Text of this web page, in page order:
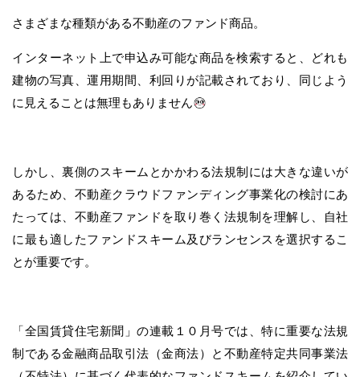
さまざまな種類がある不動産のファンド商品。
インターネット上で申込み可能な商品を検索すると、どれも
建物の写真、運用期間、利回りが記載されており、同じよう
に見えることは無理もありません
しかし、裏側のスキームとかかわる法規制には大きな違いが
あるため、不動産クラウドファンディング事業化の検討にあ
たっては、不動産ファンドを取り巻く法規制を理解し、自社
に最も適したファンドスキーム及びランセンスを選択するこ
とが重要です。
「全国賃貸住宅新聞」の連載１０月号では、特に重要な法規
制である金融商品取引法（金商法）と不動産特定共同事業法